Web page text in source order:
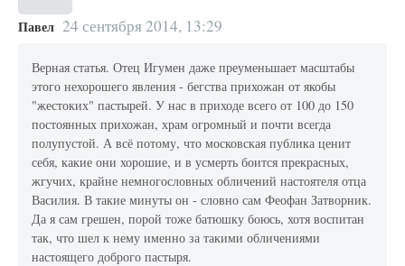
Павел 24 сентября 2014, 13:29
Верная статья. Отец Игумен даже преуменьшает масштабы
этого нехорошего явления - бегства прихожан от якобы
"жестоких" пастырей. У нас в приходе всего от 100 до 150
постоянных прихожан, храм огромный и почти всегда
полупустой. А всё потому, что московская публика ценит
себя, какие они хорошие, и в усмерть боится прекрасных,
жгучих, крайне немногословных обличений настоятеля отца
Василия. В такие минуты он - словно сам Феофан Затворник.
Да я сам грешен, порой тоже батюшку боюсь, хотя воспитан
так, что шел к нему именно за такими обличениями
настоящего доброго пастыря.